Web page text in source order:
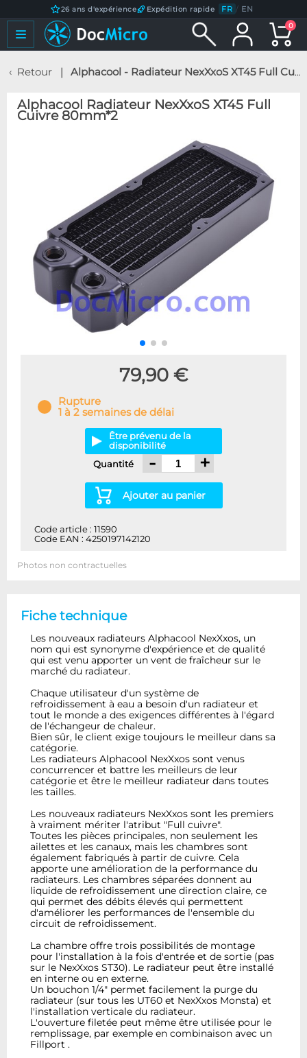
26 ans d'expérience Expédition rapide FR / EN
0
Retour Alphacool - Radiateur NexXxoS XT45 Full Cuivre 80mm*2
Alphacool Radiateur NexXxoS XT45 Full
Cuivre 80mm*2
79,90 €
Rupture
1 à 2 semaines de délai
Être prévenu de la
disponibilité
Quantité
- +
Ajouter au panier
Code article : 11590
Code EAN : 4250197142120
Photos non contractuelles
Fiche technique
Les nouveaux radiateurs Alphacool NexXxos, un
nom qui est synonyme d'expérience et de qualité
qui est venu apporter un vent de fraîcheur sur le
marché du radiateur.
Chaque utilisateur d'un système de
refroidissement à eau a besoin d'un radiateur et
tout le monde a des exigences différentes à l'égard
de l'échangeur de chaleur.
Bien sûr, le client exige toujours le meilleur dans sa
catégorie.
Les radiateurs Alphacool NexXxos sont venus
concurrencer et battre les meilleurs de leur
catégorie et être le meilleur radiateur dans toutes
les tailles.
Les nouveaux radiateurs NexXxos sont les premiers
à vraiment mériter l'atribut "Full cuivre".
Toutes les pièces principales, non seulement les
ailettes et les canaux, mais les chambres sont
également fabriqués à partir de cuivre. Cela
apporte une amélioration de la performance du
radiateurs. Les chambres séparées donnent au
liquide de refroidissement une direction claire, ce
qui permet des débits élevés qui permettent
d'améliorer les performances de l'ensemble du
circuit de refroidissement.
La chambre offre trois possibilités de montage
pour l'installation à la fois d'entrée et de sortie (pas
sur le NexXxos ST30). Le radiateur peut être installé
en interne ou en externe.
Un bouchon 1/4" permet facilement la purge du
radiateur (sur tous les UT60 et NexXxos Monsta) et
l'installation verticale du radiateur.
L'ouverture filetée peut même être utilisée pour le
remplissage, par exemple en combinaison avec un
Fillport .